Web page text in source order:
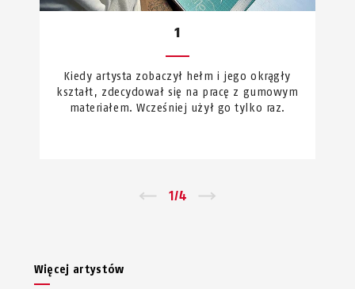
1
Kiedy artysta zobaczył hełm i jego okrągły
kształt, zdecydował się na pracę z gumowym
materiałem. Wcześniej użył go tylko raz.
1/4
Więcej artystów